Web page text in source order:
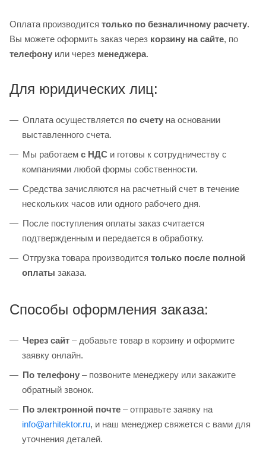
Оплата производится только по безналичному расчету.
Вы можете оформить заказ через корзину на сайте, по
телефону или через менеджера.
Для юридических лиц:
Оплата осуществляется по счету на основании
выставленного счета.
Мы работаем с НДС и готовы к сотрудничеству с
компаниями любой формы собственности.
Средства зачисляются на расчетный счет в течение
нескольких часов или одного рабочего дня.
После поступления оплаты заказ считается
подтвержденным и передается в обработку.
Отгрузка товара производится только после полной
оплаты заказа.
Способы оформления заказа:
Через сайт – добавьте товар в корзину и оформите
заявку онлайн.
По телефону – позвоните менеджеру или закажите
обратный звонок.
По электронной почте – отправьте заявку на
info@arhitektor.ru, и наш менеджер свяжется с вами для
уточнения деталей.